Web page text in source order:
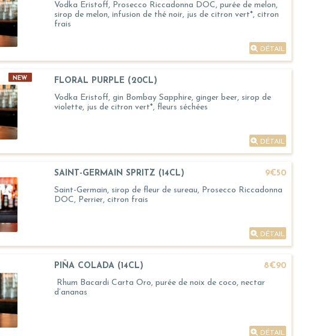
Vodka Eristoff, Prosecco Riccadonna DOC, purée de melon,
sirop de melon, infusion de thé noir, jus de citron vert*, citron
frais
DÉTAIL
NEW
FLORAL PURPLE (20CL)
Vodka Eristoff, gin Bombay Sapphire, ginger beer, sirop de
violette, jus de citron vert*, fleurs séchées
DÉTAIL
SAINT-GERMAIN SPRITZ (14CL)
9€50
Saint-Germain, sirop de fleur de sureau, Prosecco Riccadonna
DOC, Perrier, citron frais
DÉTAIL
PIÑA COLADA (14CL)
8€90
Rhum Bacardi Carta Oro, purée de noix de coco, nectar
d’ananas
DÉTAIL